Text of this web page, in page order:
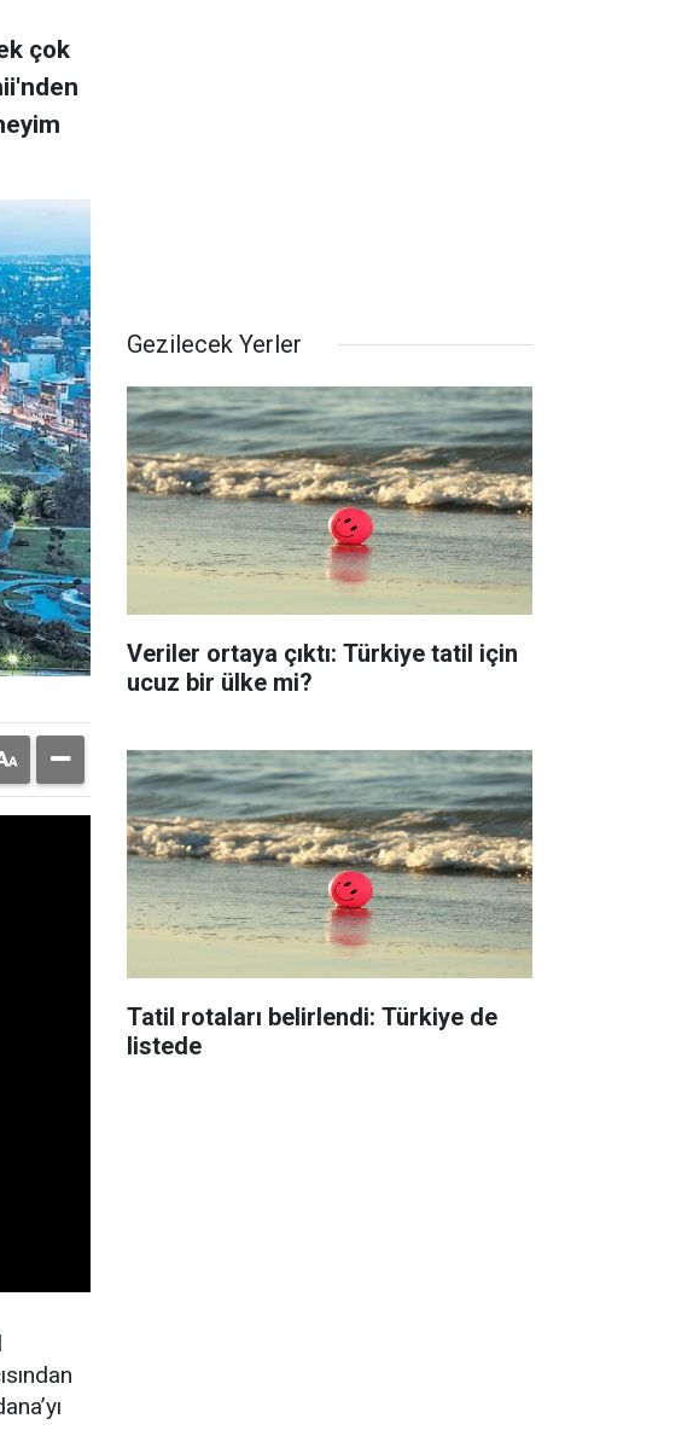
çok
Gezilecek Yerler
Veriler ortaya çıktı: Türkiye tatil için
ucuz bir ülke mi?
Tatil rotaları belirlendi: Türkiye de
listede